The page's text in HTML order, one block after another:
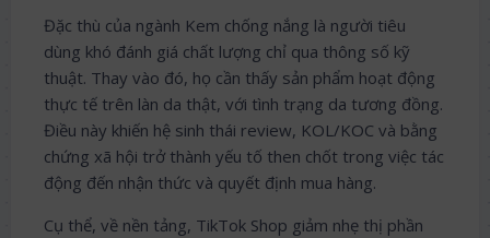
Đặc thù của ngành Kem chống nắng là người tiêu
dùng khó đánh giá chất lượng chỉ qua thông số kỹ
thuật. Thay vào đó, họ cần thấy sản phẩm hoạt động
thực tế trên làn da thật, với tình trạng da tương đồng.
Điều này khiến hệ sinh thái review, KOL/KOC và bằng
chứng xã hội trở thành yếu tố then chốt trong việc tác
động đến nhận thức và quyết định mua hàng.
Cụ thể, về nền tảng, TikTok Shop giảm nhẹ thị phần